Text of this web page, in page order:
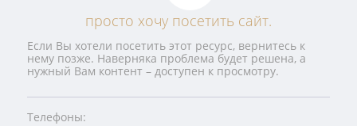
просто хочу посетить сайт.
Если Вы хотели посетить этот ресурс, вернитесь к
нему позже. Наверняка проблема будет решена, а
нужный Вам контент – доступен к просмотру.
Телефоны: